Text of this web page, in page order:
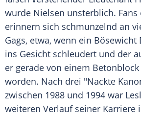
wurde Nielsen unsterblich.
erinnern sich schmunzelnd an
Gags, etwa, wenn ein Bösewicht
ins Gesicht schleudert und der
er gerade von einem
worden. Nach drei "Nackte
zwischen 1988 und 1994 war
weiteren Verlauf seiner Karriere